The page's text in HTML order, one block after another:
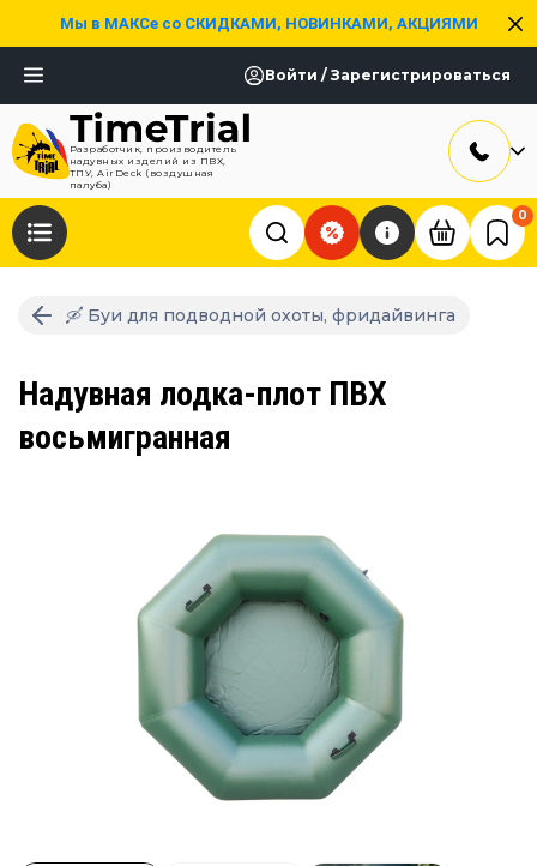
Мы в МАКСе со СКИДКАМИ, НОВИНКАМИ, АКЦИЯМИ
Войти / Зарегистрироваться
Разработчик, производитель
надувных изделий из ПВХ,
ТПУ, AirDeck (воздушная
палуба)
0
🛶 Буи для подводной охоты, фридайвинга
Надувная лодка-плот ПВХ
восьмигранная